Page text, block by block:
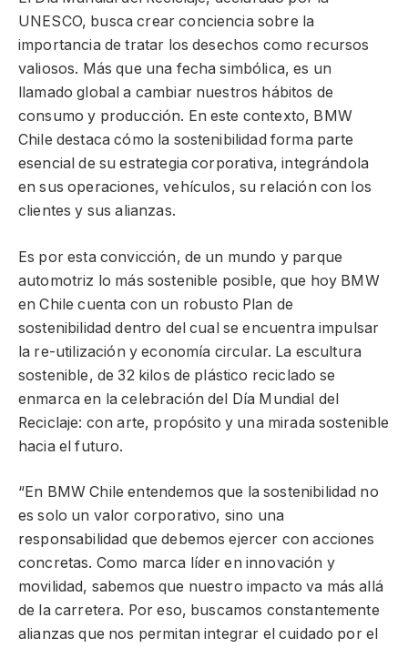
UNESCO, busca crear conciencia sobre la
importancia de tratar los desechos como recursos
valiosos. Más que una fecha simbólica, es un
llamado global a cambiar nuestros hábitos de
consumo y producción. En este contexto, BMW
Chile destaca cómo la sostenibilidad forma parte
esencial de su estrategia corporativa, integrándola
en sus operaciones, vehículos, su relación con los
clientes y sus alianzas.
Es por esta convicción, de un mundo y parque
automotriz lo más sostenible posible, que hoy BMW
en Chile cuenta con un robusto Plan de
sostenibilidad dentro del cual se encuentra impulsar
la re-utilización y economía circular. La escultura
sostenible, de 32 kilos de plástico reciclado se
enmarca en la celebración del Día Mundial del
Reciclaje: con arte, propósito y una mirada sostenible
hacia el futuro.
“En BMW Chile entendemos que la sostenibilidad no
es solo un valor corporativo, sino una
responsabilidad que debemos ejercer con acciones
concretas. Como marca líder en innovación y
movilidad, sabemos que nuestro impacto va más allá
de la carretera. Por eso, buscamos constantemente
alianzas que nos permitan integrar el cuidado por el